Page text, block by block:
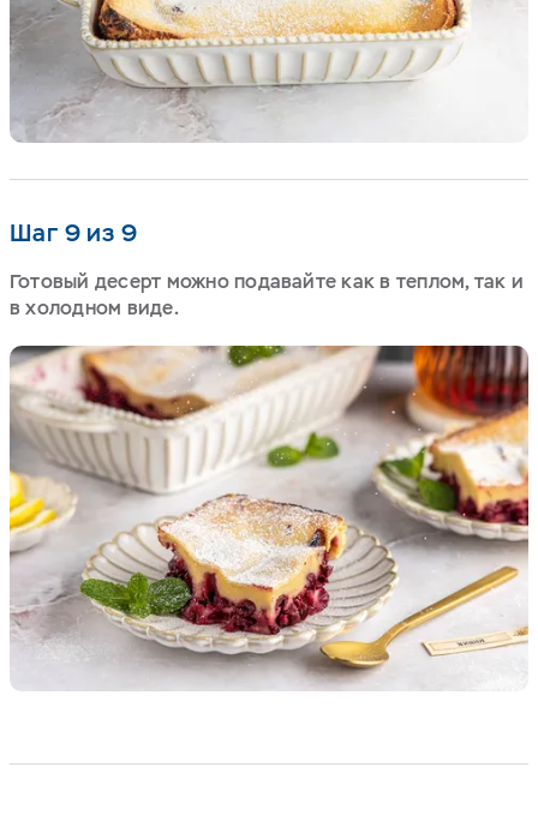
Шаг 9 из 9
Готовый десерт можно подавайте как в теплом, так и
в холодном виде.